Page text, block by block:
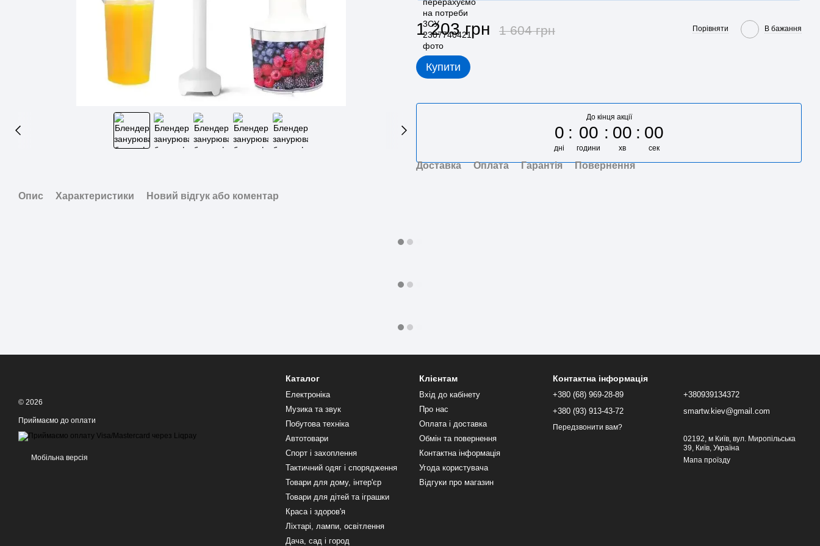
1 203 грн 1 604 грн Порівняти В бажання
Купити
До кінця акції
0
дні
00
години
00
хв
00
сек
Доставка Оплата Гарантія Повернення
Опис Характеристики Новий відгук або коментар
© 2026
Приймаємо до оплати
Мобільна версія
Каталог
Електроніка
Музика та звук
Побутова техніка
Автотовари
Спорт і захоплення
Тактичний одяг і спорядження
Товари для дому, інтер'єр
Товари для дітей та іграшки
Краса і здоров'я
Ліхтарі, лампи, освітлення
Дача, сад і город
Клієнтам
Вхід до кабінету
Про нас
Оплата і доставка
Обмін та повернення
Контактна інформація
Угода користувача
Відгуки про магазин
Контактна інформація
+380 (68) 969-28-89
+380 (93) 913-43-72
Передзвонити вам?
+380939134372
smartw.kiev@gmail.com
02192, м Київ, вул. Миропільська
39, Київ, Україна
Мапа проїзду